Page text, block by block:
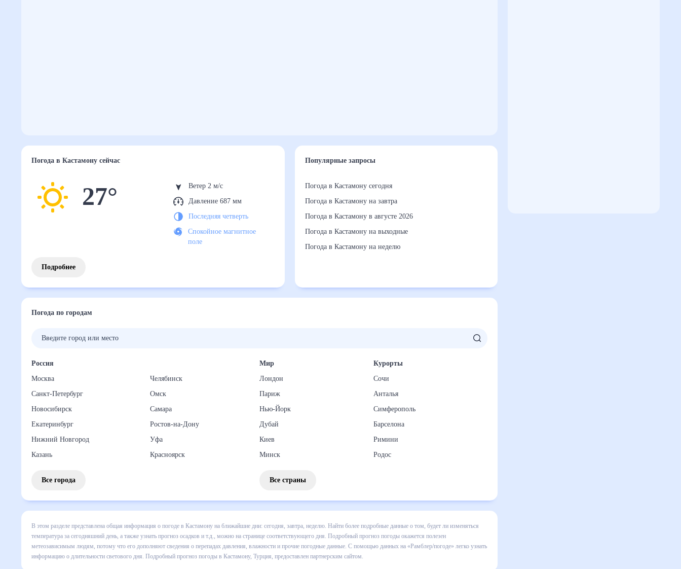
Погода в Кастамонусейчас
27°
Ветер 2 м/с
Давление 687 мм
Последняя четверть
Спокойное магнитное
поле
Подробнее
Популярные запросы
Погода в Кастамону сегодня
Погода в Кастамону на завтра
Погода в Кастамону в августе 2026
Погода в Кастамону на выходные
Погода в Кастамону на неделю
Погода по городам
Россия
Москва
Санкт-Петербург
Новосибирск
Екатеринбург
Нижний Новгород
Казань
Челябинск
Омск
Самара
Ростов-на-Дону
Уфа
Красноярск
Все города
Мир
Лондон
Париж
Нью-Йорк
Дубай
Киев
Минск
Курорты
Сочи
Анталья
Симферополь
Барселона
Римини
Родос
Все страны
В этом разделе представлена общая информация о погоде в Кастамону на ближайшие дни: сегодня, завтра, неделю. Найти более
подробные данные о том, будет ли изменяться температура за сегодняшний день, а также узнать прогноз осадков и т.д., можно на
странице соответствующего дня. Подробный прогноз погоды окажется полезен метеозависимым людям, потому что его дополняют
сведения о перепадах давления, влажности и прочие погодные данные. С помощью данных на «Рамблер/погоде» легко узнать